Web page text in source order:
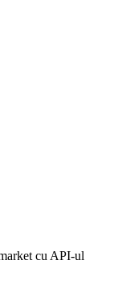
cu API-ul